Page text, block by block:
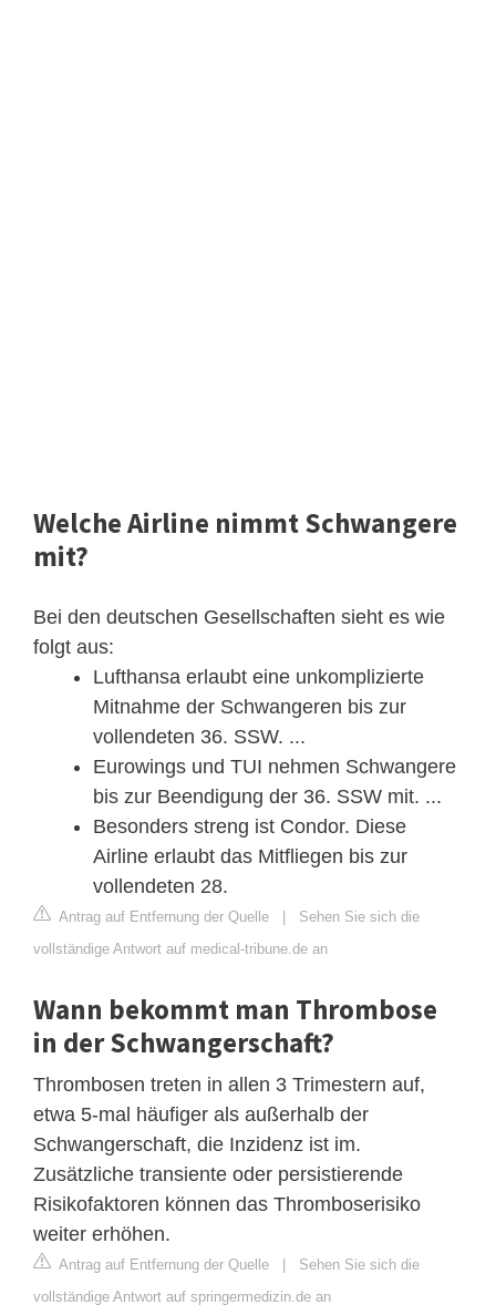
Welche Airline nimmt Schwangere
mit?
Bei den deutschen Gesellschaften sieht es wie
folgt aus:
Lufthansa erlaubt eine unkomplizierte
Mitnahme der Schwangeren bis zur
vollendeten 36. SSW. ...
Eurowings und TUI nehmen Schwangere
bis zur Beendigung der 36. SSW mit. ...
Besonders streng ist Condor. Diese
Airline erlaubt das Mitfliegen bis zur
vollendeten 28.
Antrag auf Entfernung der Quelle | Sehen Sie sich die
vollständige Antwort auf medical-tribune.de an
Wann bekommt man Thrombose
in der Schwangerschaft?
Thrombosen treten in allen 3 Trimestern auf,
etwa 5-mal häufiger als außerhalb der
Schwangerschaft, die Inzidenz ist im.
Zusätzliche transiente oder persistierende
Risikofaktoren können das Thromboserisiko
weiter erhöhen.
Antrag auf Entfernung der Quelle | Sehen Sie sich die
vollständige Antwort auf springermedizin.de an